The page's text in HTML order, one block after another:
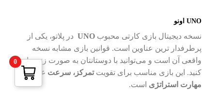
UNO اونو
نسخه دیجیتال بازی کارتی محبوبUNO در پلاتو، یکی از
پرطرفدار ترین عناوین است. قوانین بازی مشابه نسخه
واقعی آن است و می‌توانید با دوستانتان به صورت زنده بازی
کنید. این بازی مناسب برای تقویتتمرکز، سرعت عمل و
مهارت استراتژی است.
0